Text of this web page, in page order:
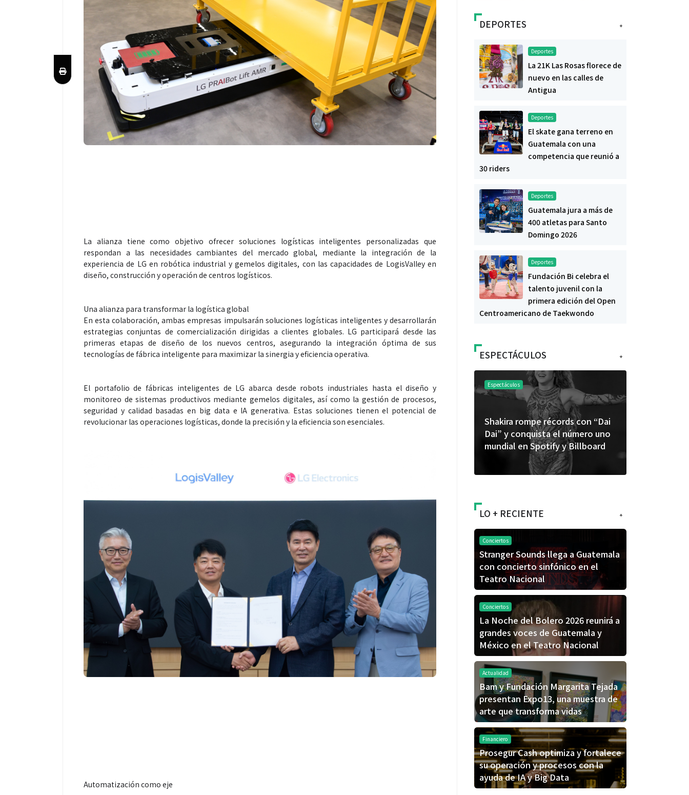
La alianza tiene como objetivo ofrecer soluciones logísticas inteligentes personalizadas que
respondan a las necesidades cambiantes del mercado global, mediante la integración de la
experiencia de LG en robótica industrial y gemelos digitales, con las capacidades de LogisValley en
diseño, construcción y operación de centros logísticos.
Una alianza para transformar la logística global
En esta colaboración, ambas empresas impulsarán soluciones logísticas inteligentes y desarrollarán
estrategias conjuntas de comercialización dirigidas a clientes globales. LG participará desde las
primeras etapas de diseño de los nuevos centros, asegurando la integración óptima de sus
tecnologías de fábrica inteligente para maximizar la sinergia y eficiencia operativa.
El portafolio de fábricas inteligentes de LG abarca desde robots industriales hasta el diseño y
monitoreo de sistemas productivos mediante gemelos digitales, así como la gestión de procesos,
seguridad y calidad basadas en big data e IA generativa. Estas soluciones tienen el potencial de
revolucionar las operaciones logísticas, donde la precisión y la eficiencia son esenciales.
Automatización como eje
+
DEPORTES
Deportes
La 21K Las Rosas florece de
nuevo en las calles de
Antigua
Deportes
El skate gana terreno en
Guatemala con una
competencia que reunió a
30 riders
Deportes
Guatemala jura a más de
400 atletas para Santo
Domingo 2026
Deportes
Fundación Bi celebra el
talento juvenil con la
primera edición del Open
Centroamericano de Taekwondo
+
ESPECTÁCULOS
Espectáculos
Shakira rompe récords con “Dai
Dai” y conquista el número uno
mundial en Spotify y Billboard
Espectáculos
La marimba une generaciones: el
Espectáculos
“Donde quiera que estés” el
+
LO + RECIENTE
Conciertos
Stranger Sounds llega a Guatemala
con concierto sinfónico en el
Teatro Nacional
Conciertos
La Noche del Bolero 2026 reunirá a
grandes voces de Guatemala y
México en el Teatro Nacional
Actualidad
Bam y Fundación Margarita Tejada
presentan Expo13, una muestra de
arte que transforma vidas
Financiero
Prosegur Cash optimiza y fortalece
su operación y procesos con la
ayuda de IA y Big Data